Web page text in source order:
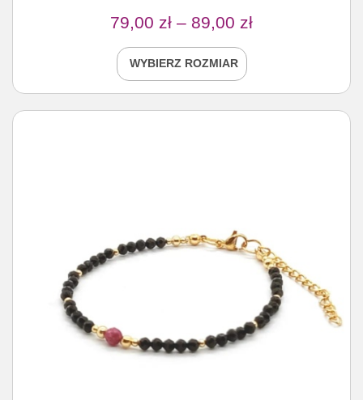
79,00 zł – 89,00 zł
WYBIERZ ROZMIAR